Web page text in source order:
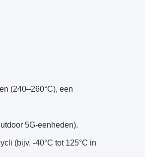
(240–260°C), een
5G-eenheden).
(bijv. -40°C tot 125°C in